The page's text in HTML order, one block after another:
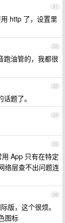
31
http 了，设置里
32
跑油管的，我都很
33
题了。
34
35
App 只有在特定
络层查不出问题连
36
版，这个很烦。
图标